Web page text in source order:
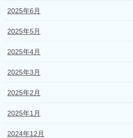
2025年6月
2025年5月
2025年4月
2025年3月
2025年2月
2025年1月
2024年12月